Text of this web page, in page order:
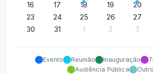
16
17 18 19 20
23
24 25 26 27
30
31 1 2 3
Evento Reunião Inauguração
Audiência Pública
Outro